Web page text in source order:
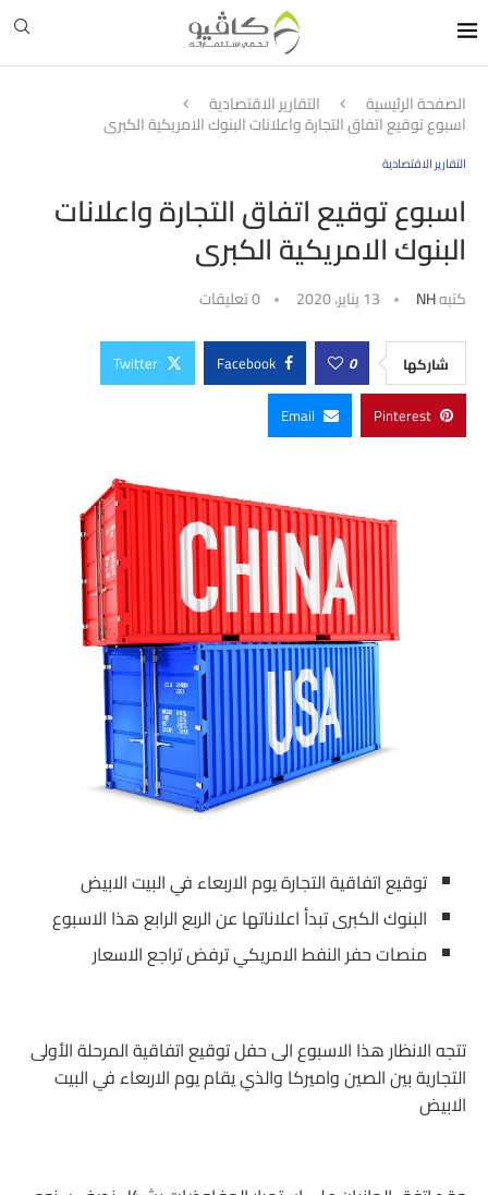
الصفحة الرئيسية التقارير الاقتصادية
اسبوع توقيع اتفاق التجارة واعلانات البنوك الامريكية الكبرى
التقارير الاقتصادية
اسبوع توقيع اتفاق التجارة واعلانات
البنوك الامريكية الكبرى
كتبهNH 13 يناير، 2020 0 تعليقات
شاركها 0
Facebook
Twitter
Pinterest
Email
توقيع اتفاقية التجارة يوم الاربعاء في البيت الابيض
البنوك الكبرى تبدأ اعلاناتها عن الربع الرابع هذا الاسبوع
منصات حفر النفط الامريكي ترفض تراجع الاسعار
تتجه الانظار هذا الاسبوع الى حفل توقيع اتفاقية المرحلة الأولى
التجارية بين الصين واميركا والذي يقام يوم الاربعاء في البيت
الابيض